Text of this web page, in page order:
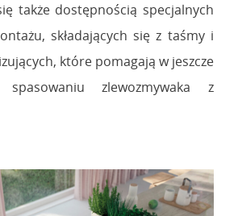
także dostępnością specjalnych
składających się z taśmy i
które pomagają w jeszcze
spasowaniu zlewozmywaka z